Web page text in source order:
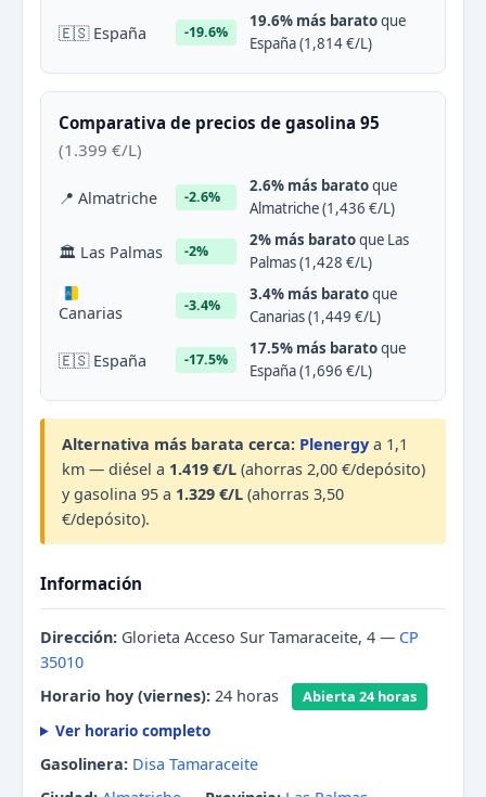
🇪🇸 España -19.6%
19.6% más baratoque
España (1,814 €/L)
Comparativa de precios de gasolina 95
(1.399 €/L)
📍 Almatriche -2.6%
2.6% más baratoque
Almatriche (1,436 €/L)
🏛 Las Palmas -2%
2% más baratoque Las
Palmas (1,428 €/L)
Canarias -3.4%
3.4% más baratoque
Canarias (1,449 €/L)
🇪🇸 España -17.5%
17.5% más baratoque
España (1,696 €/L)
Alternativa más barata cerca: Plenergy a 1,1
km — diésel a 1.419 €/L (ahorras 2,00 €/depósito)
y gasolina 95 a 1.329 €/L (ahorras 3,50
€/depósito).
Información
Dirección: Glorieta Acceso Sur Tamaraceite, 4 — CP
35010
Horario hoy (viernes): 24 horas Abierta 24 horas
Ver horario completo
Gasolinera: Disa Tamaraceite